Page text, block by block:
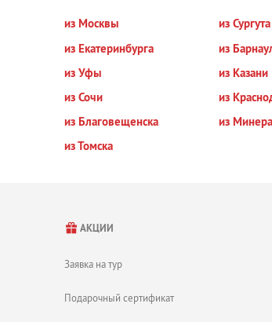
из Москвы из Сургута
из Екатеринбурга
из
из Уфы
из Казани
из Сочи
из
из Благовещенска
из
из Томска
АКЦИИ
Заявка на тур
Подарочный сертификат